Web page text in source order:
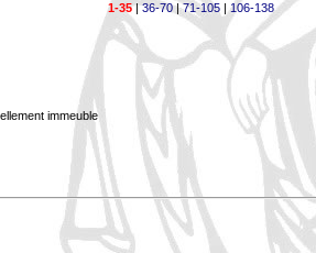
1-35|36-70|71-105| 106-138
immeuble